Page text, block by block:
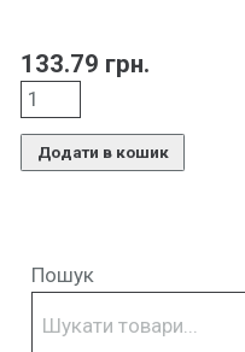
133.79 грн.
Додати в кошик
Пошук